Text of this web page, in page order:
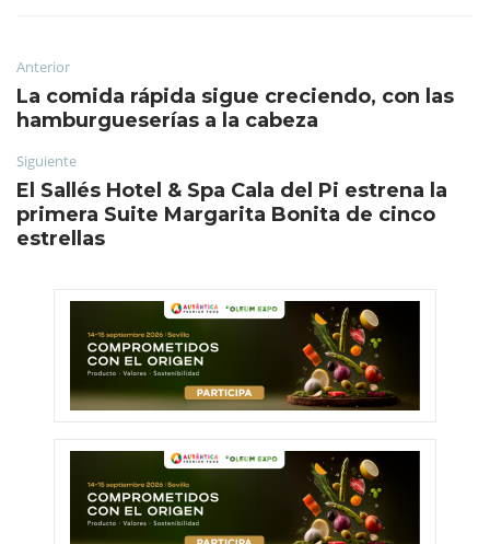
Anterior
La comida rápida sigue creciendo, con las
hamburgueserías a la cabeza
Siguiente
El Sallés Hotel & Spa Cala del Pi estrena la
primera Suite Margarita Bonita de cinco
estrellas